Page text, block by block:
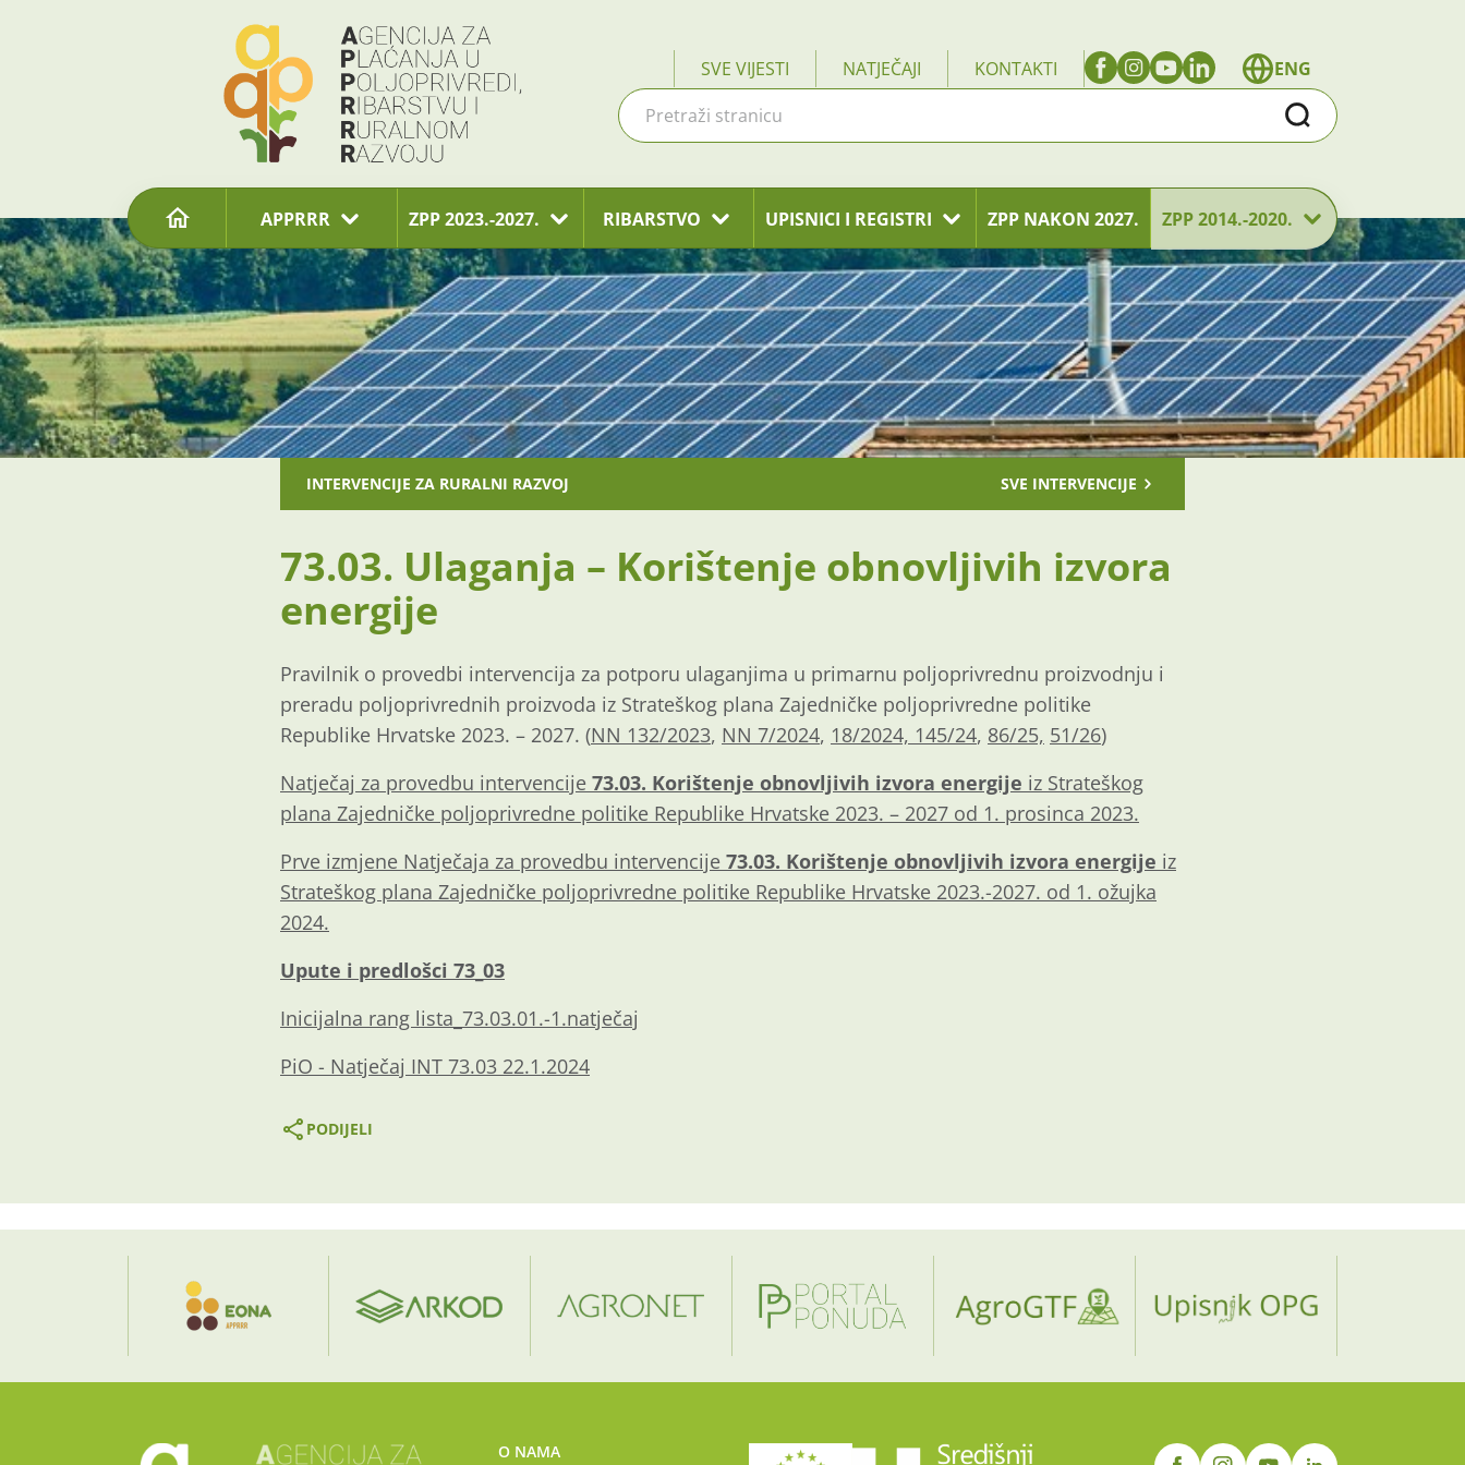
SVE VIJESTI NATJEČAJI KONTAKTI
ENG
Traži
APPRRR ZPP 2023.-2027. RIBARSTVO UPISNICI I REGISTRI ZPP NAKON 2027. ZPP 2014.-2020.
INTERVENCIJE ZA RURALNI RAZVOJ SVE INTERVENCIJE
73.03. Ulaganja – Korištenje obnovljivih izvora
energije
Pravilnik o provedbi intervencija za potporu ulaganjima u primarnu poljoprivrednu proizvodnju i
preradu poljoprivrednih proizvoda iz Strateškog plana Zajedničke poljoprivredne politike
Republike Hrvatske 2023. – 2027. (NN 132/2023, NN 7/2024, 18/2024, 145/24, 86/25, 51/26)
Natječaj za provedbu intervencije 73.03. Korištenje obnovljivih izvora energije iz Strateškog
plana Zajedničke poljoprivredne politike Republike Hrvatske 2023. – 2027 od 1. prosinca 2023.
Prve izmjene Natječaja za provedbu intervencije 73.03. Korištenje obnovljivih izvora energije iz
Strateškog plana Zajedničke poljoprivredne politike Republike Hrvatske 2023.-2027. od 1. ožujka
2024.
Upute i predlošci 73_03
Inicijalna rang lista_73.03.01.-1.natječaj
PiO - Natječaj INT 73.03 22.1.2024
PODIJELI
O NAMA